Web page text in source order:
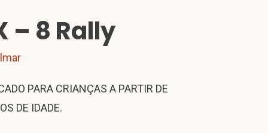
– 8 Rally
PARA CRIANÇAS A PARTIR DE
DE IDADE.